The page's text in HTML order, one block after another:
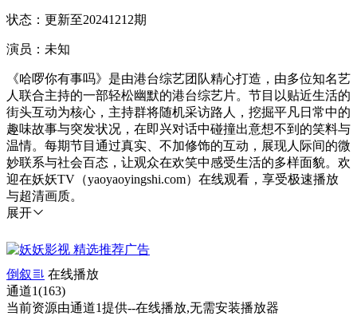
状态：更新至20241212期
演员：未知
《哈啰你有事吗》是由港台综艺团队精心打造，由多位知名艺
人联合主持的一部轻松幽默的港台综艺片。节目以贴近生活的
街头互动为核心，主持群将随机采访路人，挖掘平凡日常中的
趣味故事与突发状况，在即兴对话中碰撞出意想不到的笑料与
温情。每期节目通过真实、不加修饰的互动，展现人际间的微
妙联系与社会百态，让观众在欢笑中感受生活的多样面貌。欢
迎在妖妖TV（yaoyaoyingshi.com）在线观看，享受极速播放
与超清画质。
展开
倒叙
在线播放
通道1(163)
当前资源由通道1提供--在线播放,无需安装播放器